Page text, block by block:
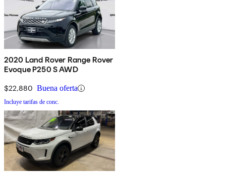
2020 Land Rover Range Rover
Evoque P250 S AWD
$22,880 Buena oferta
Incluye tarifas de conc.